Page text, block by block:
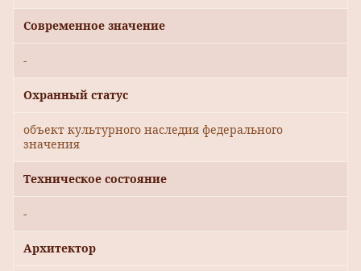
Современное значение
-
Охранный статус
объект культурного наследия федерального
значения
Техническое состояние
-
Архитектор